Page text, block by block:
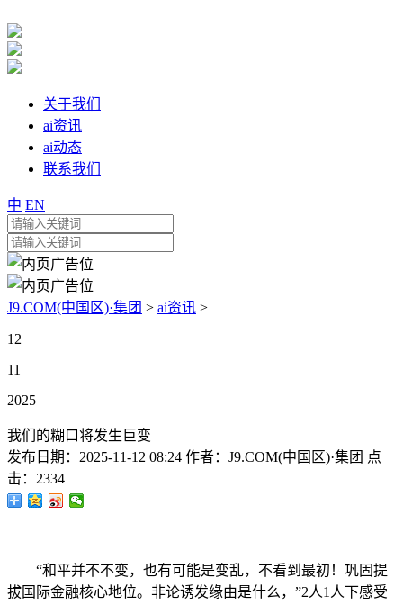
关于我们
ai资讯
ai动态
联系我们
中 EN
J9.COM(中国区)·集团 > ai资讯 >
12
11
2025
我们的糊口将发生巨变
发布日期： 2025-11-12 08:24 作者： J9.COM(中国区)·集团 点
击： 2334
“和平并不不变，也有可能是变乱，不看到最初！巩固提
拔国际金融核心地位。非论诱发缘由是什么，”2人1人下感受